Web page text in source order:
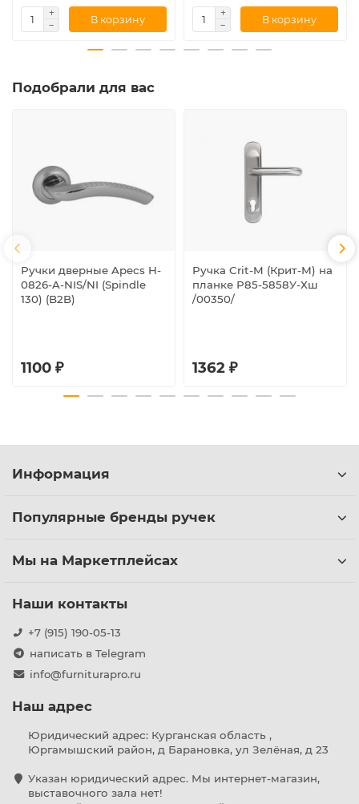
В корзину В корзину
Подобрали для вас
Ручки дверные Apecs H-
0826-A-NIS/NI (Spindle
130) (B2B)
1100 ₽
Ручка Crit-M (Крит-М) на
планке Р85-5858У-Хш
/00350/
1362 ₽
Информация
Популярные бренды ручек
Мы на Маркетплейсах
Наши контакты
+7 (915) 190-05-13
написать в Telegram
info@furniturapro.ru
Наш адрес
Юридический адрес: Курганская область ,
Юргамышский район, д Барановка, ул Зелёная, д 23
Указан юридический адрес. Мы интернет-магазин,
выставочного зала нет!